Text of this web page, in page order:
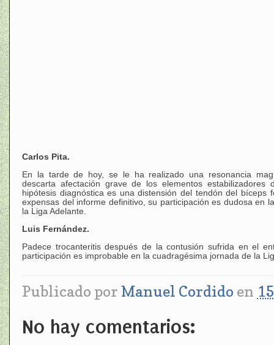
Carlos Pita.
En la tarde de hoy, se le ha realizado una resonancia
descarta afectación grave de los elementos estabilizadores
hipótesis diagnóstica es una distensión del tendón del bíceps
expensas del informe definitivo, su participación es dudosa en
la Liga Adelante.
Luis Fernández.
Padece trocanteritis después de la contusión sufrida en el
participación es improbable en la cuadragésima jornada de la
Publicado por Manuel Cordido en
No hay comentarios: